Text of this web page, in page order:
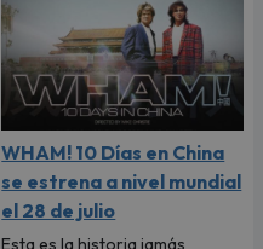
WHAM! 10 Días en China
se estrena a nivel mundial
el 28 de julio
Esta es la historia jamás